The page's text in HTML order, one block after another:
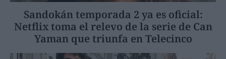
Sandokán temporada 2 ya es oficial:
Netflix toma el relevo de la serie de Can
Yaman que triunfa en Telecinco